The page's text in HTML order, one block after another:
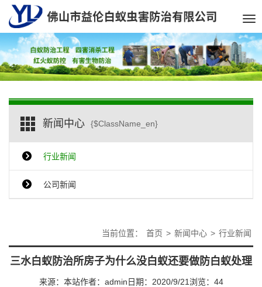
新闻中心 {$ClassName_en}
行业新闻
公司新闻
当前位置： 首页 > 新闻中心 > 行业新闻
三水白蚁防治所房子为什么没白蚁还要做防白蚁处理
来源：本站作者：admin 日期：2020/9/21浏览： 44